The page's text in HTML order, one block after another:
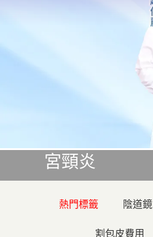
宮頸炎
熱門標籤 陰道鏡
割包皮費用